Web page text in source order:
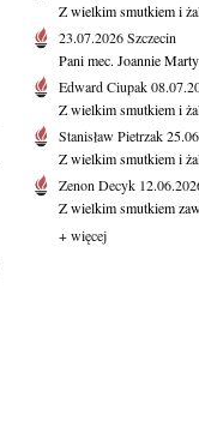
Z wielkim smutkiem i
23.07.2026Szczecin
Pani mec. Joannie
Edward Ciupak
Z wielkim smutkiem i
Stanisław Pietrzak
Z wielkim smutkiem i
Zenon Decyk
Z wielkim smutkiem
+ więcej